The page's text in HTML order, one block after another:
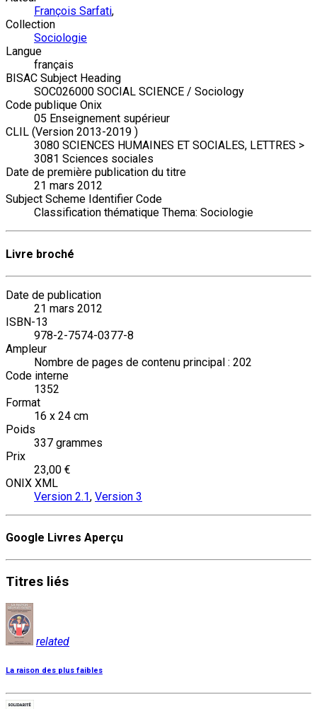
François Sarfati,
Collection
Sociologie
Langue
français
BISAC Subject Heading
SOC026000 SOCIAL SCIENCE / Sociology
Code publique Onix
05 Enseignement supérieur
CLIL (Version 2013-2019 )
3080 SCIENCES HUMAINES ET SOCIALES, LETTRES >
3081 Sciences sociales
Date de première publication du titre
21 mars 2012
Subject Scheme Identifier Code
Classification thématique Thema: Sociologie
Livre broché
Date de publication
21 mars 2012
ISBN-13
978-2-7574-0377-8
Ampleur
Nombre de pages de contenu principal : 202
Code interne
1352
Format
16 x 24 cm
Poids
337 grammes
Prix
23,00 €
ONIX XML
Version 2.1, Version 3
Google Livres Aperçu
Titres liés
related
La raison des plus faibles